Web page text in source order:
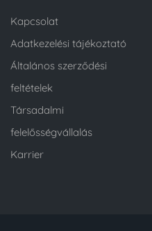
Kapcsolat
Adatkezelési tájékoztató
Általános szerződési
feltételek
Társadalmi
felelősségvállalás
Karrier